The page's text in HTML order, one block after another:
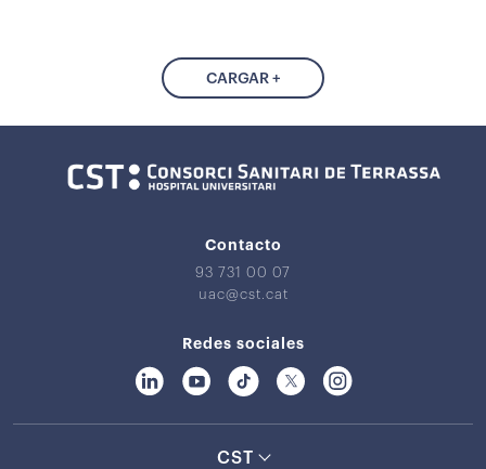
CARGAR +
Contacto
93 731 00 07
uac@cst.cat
Redes sociales
CST